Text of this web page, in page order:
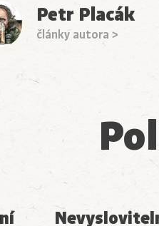
Petr Placák
články autora >